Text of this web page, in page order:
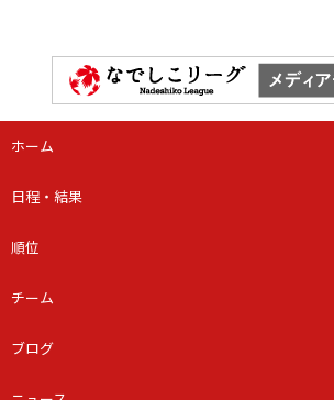
ホーム
日程・結果
順位
チーム
ブログ